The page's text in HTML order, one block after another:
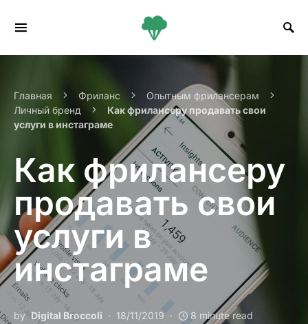
Главная Фриланс
Опытным фрилансерам
Личный бренд
Как фрилансеру продавать свои
услуги в инстаграме
Как фрилансеру
продавать свои
услуги в
инстаграме
by Digital Broccoli 18/11/2019 8 minute read